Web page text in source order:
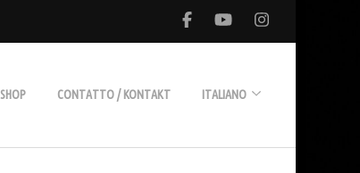
SHOP CONTATTO / KONTAKT ITALIANO